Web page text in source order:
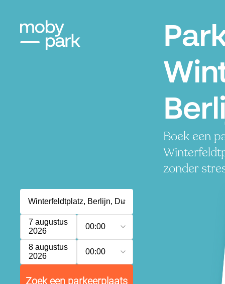
Boek een
zonder
7 augustus
2026
00:00
8 augustus
2026
00:00
Zoek een parkeerplaats